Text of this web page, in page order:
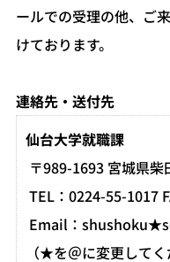
ールでの受理の他、ご
けております。
連絡先・送付先
仙台大学就職課
〒989-1693 宮城県
TEL：0224-55-1017
Email：
（★を＠に変更してく